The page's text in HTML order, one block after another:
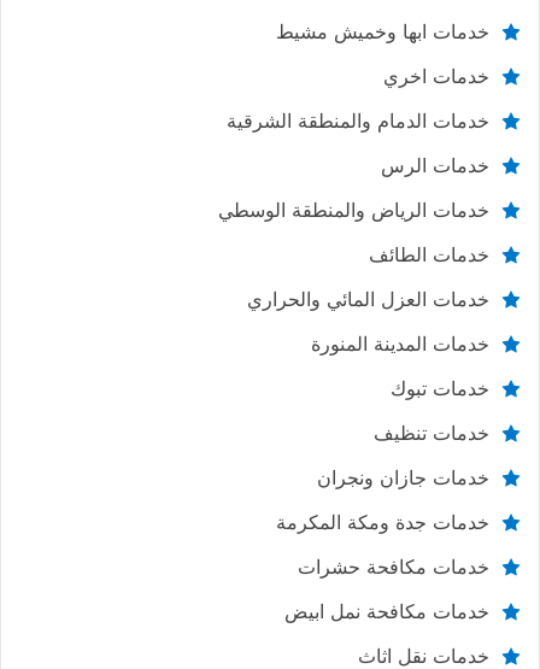
خدمات ابها وخميش مشيط
خدمات اخري
خدمات الدمام والمنطقة الشرقية
خدمات الرس
خدمات الرياض والمنطقة الوسطي
خدمات الطائف
خدمات العزل المائي والحراري
خدمات المدينة المنورة
خدمات تبوك
خدمات تنظيف
خدمات جازان ونجران
خدمات جدة ومكة المكرمة
خدمات مكافحة حشرات
خدمات مكافحة نمل ابيض
خدمات نقل اثاث